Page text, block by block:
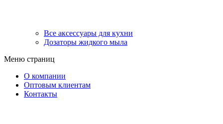
Все аксессуары для кухни
Дозаторы жидкого мыла
Меню страниц
О компании
Оптовым клиентам
Контакты